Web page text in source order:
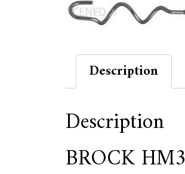
Description
Description
BROCK